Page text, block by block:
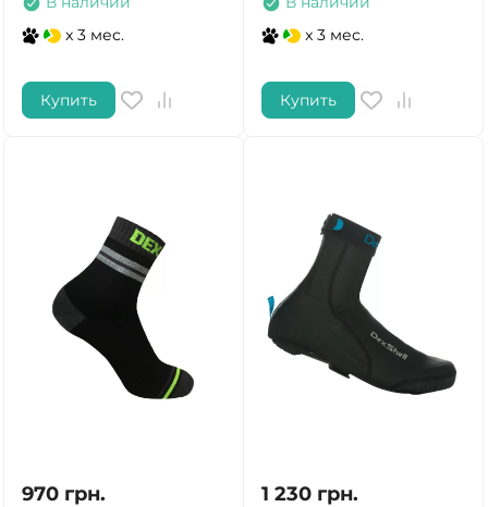
x 3 мес.
Купить
x 3 мес.
Купить
970 грн. 1 230 грн.